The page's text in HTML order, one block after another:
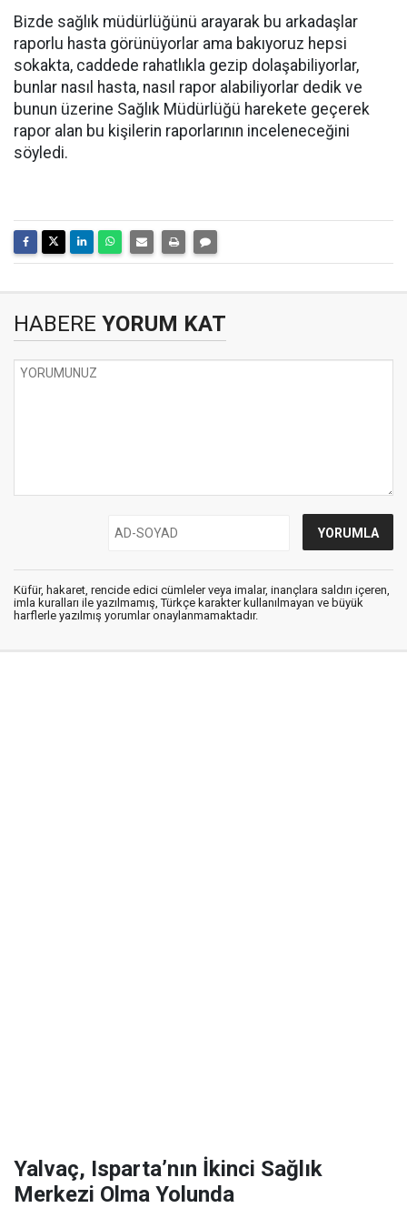
Bizde sağlık müdürlüğünü arayarak bu arkadaşlar
raporlu hasta görünüyorlar ama bakıyoruz hepsi
sokakta, caddede rahatlıkla gezip dolaşabiliyorlar,
bunlar nasıl hasta, nasıl rapor alabiliyorlar dedik ve
bunun üzerine Sağlık Müdürlüğü harekete geçerek
rapor alan bu kişilerin raporlarının inceleneceğini
söyledi.
HABERE YORUM KAT
Küfür, hakaret, rencide edici cümleler veya imalar, inançlara saldırı içeren,
imla kuralları ile yazılmamış, Türkçe karakter kullanılmayan ve büyük
harflerle yazılmış yorumlar onaylanmamaktadır.
Yalvaç, Isparta’nın İkinci Sağlık
Merkezi Olma Yolunda